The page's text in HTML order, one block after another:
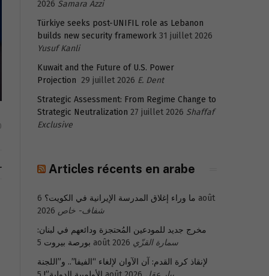
2026 Samara Azzi
Türkiye seeks post-UNIFIL role as Lebanon
builds new security framework 31 juillet 2026
Yusuf Kanli
Kuwait and the Future of U.S. Power
Projection 29 juillet 2026 E. Dent
Strategic Assessment: From Regime Change to
Strategic Neutralization 27 juillet 2026 Shaffaf
Exclusive
Articles récents en arabe
ما وراء إغلاق المدرسة الإيرانية في الكويت؟ 6 août
2026 شفاف- خاص
مخرج جديد للمودعين المُحتجزة ودائعهم في لبنان:
بورصة بيروت 5 août 2026 سمارة القزّي
لإنقاذ كرة القدم: آن الآوان لإلغاء “الفيفا”.. و”اللجنة